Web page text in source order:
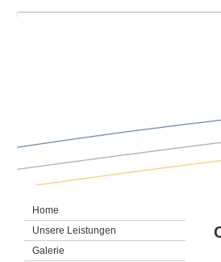
Home
Unsere Leistungen
Galerie